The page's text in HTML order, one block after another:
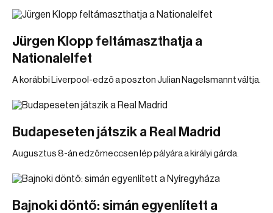
Jürgen Klopp feltámaszthatja a
Nationalelfet
A korábbi Liverpool-edző a poszton Julian Nagelsmannt váltja.
Budapeseten játszik a Real Madrid
Augusztus 8-án edzőmeccsen lép pályára a királyi gárda.
Bajnoki döntő: simán egyenlített a